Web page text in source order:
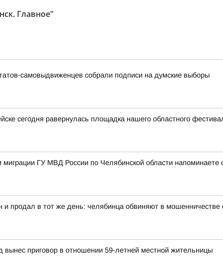
Главное"
самовыдвиженцев собрали подписи на думские выборы
сегодня равернулась площадка нашего областного
миграции ГУ МВД России по Челябинской области
продал в тот же день: челябинца обвиняют в мошенничестве
вынес приговор в отношении 59-летней местной жительницы